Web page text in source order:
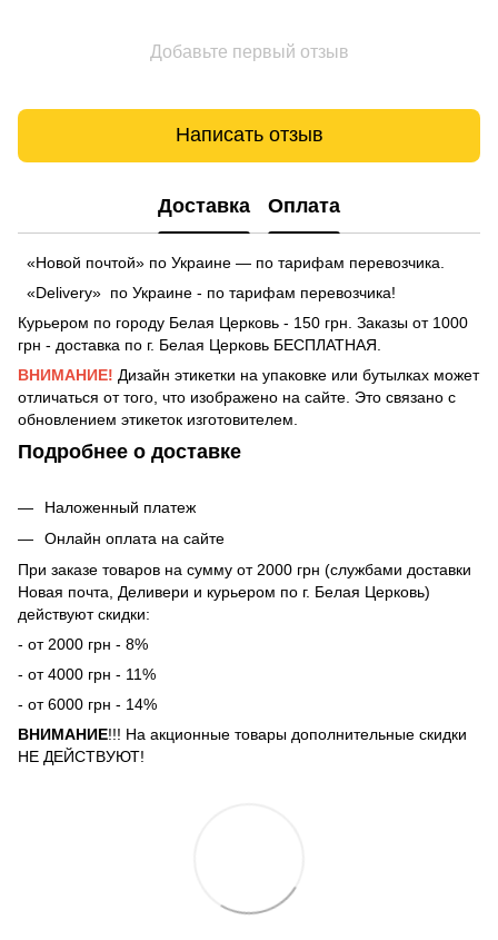
Добавьте первый отзыв
Написать отзыв
Доставка Оплата
«Новой почтой» по Украине — по тарифам перевозчика.
«Delivery» по Украине - по тарифам перевозчика!
Курьером по городу Белая Церковь - 150 грн. Заказы от 1000
грн - доставка по г. Белая Церковь БЕСПЛАТНАЯ.
ВНИМАНИЕ! Дизайн этикетки на упаковке или бутылках может
отличаться от того, что изображено на сайте. Это связано с
обновлением этикеток изготовителем.
Подробнее о доставке
Наложенный платеж
Онлайн оплата на сайте
При заказе товаров на сумму от 2000 грн (службами доставки
Новая почта, Деливери и курьером по г. Белая Церковь)
действуют скидки:
- от 2000 грн - 8%
- от 4000 грн - 11%
- от 6000 грн - 14%
ВНИМАНИЕ!!! На акционные товары дополнительные скидки
НЕ ДЕЙСТВУЮТ!